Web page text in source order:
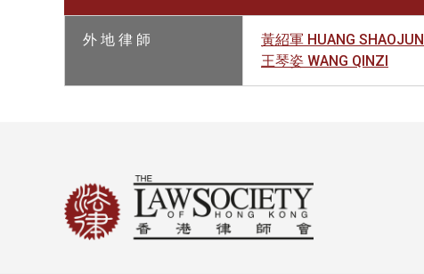
外 地 律 師
黃紹軍 HUANG SHAOJUN
王琴姿 WANG QINZI